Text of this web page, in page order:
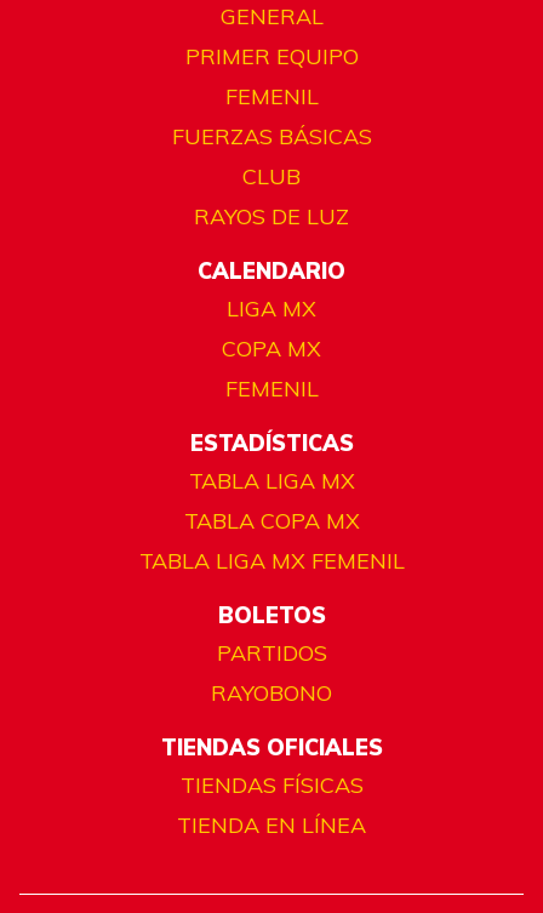
GENERAL
PRIMER EQUIPO
FEMENIL
FUERZAS BÁSICAS
CLUB
RAYOS DE LUZ
CALENDARIO
LIGA MX
COPA MX
FEMENIL
ESTADÍSTICAS
TABLA LIGA MX
TABLA COPA MX
TABLA LIGA MX FEMENIL
BOLETOS
PARTIDOS
RAYOBONO
TIENDAS OFICIALES
TIENDAS FÍSICAS
TIENDA EN LÍNEA